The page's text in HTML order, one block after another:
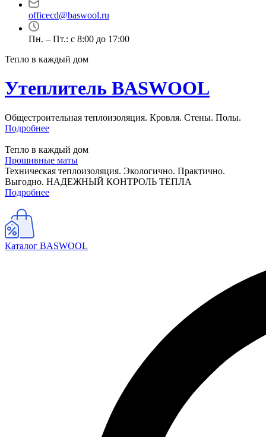
officecd@baswool.ru
Пн. – Пт.: с 8:00 до 17:00
Тепло в каждый дом
Утеплитель BASWOOL
Общестроительная теплоизоляция. Кровля. Стены. Полы.
Подробнее
Тепло в каждый дом
Прошивные маты
Техническая теплоизоляция. Экологично. Практично.
Выгодно. НАДЕЖНЫЙ КОНТРОЛЬ ТЕПЛА
Подробнее
Каталог BASWOOL